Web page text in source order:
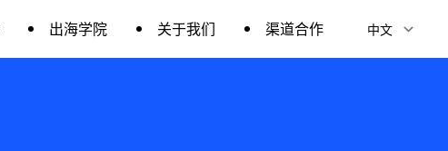
出海学院 关于我们 渠道合作